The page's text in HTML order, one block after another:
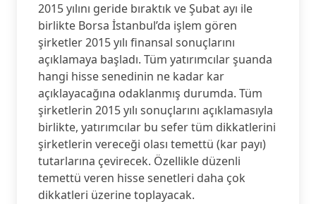
2015 yılını geride bıraktık ve Şubat ayı ile
birlikte Borsa İstanbul’da işlem gören
şirketler 2015 yılı finansal sonuçlarını
açıklamaya başladı. Tüm yatırımcılar şuanda
hangi hisse senedinin ne kadar kar
açıklayacağına odaklanmış durumda. Tüm
şirketlerin 2015 yılı sonuçlarını açıklamasıyla
birlikte, yatırımcılar bu sefer tüm dikkatlerini
şirketlerin vereceği olası temettü (kar payı)
tutarlarına çevirecek. Özellikle düzenli
temettü veren hisse senetleri daha çok
dikkatleri üzerine toplayacak.